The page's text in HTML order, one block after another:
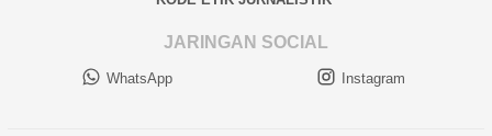
JARINGAN SOCIAL
WhatsApp Instagram